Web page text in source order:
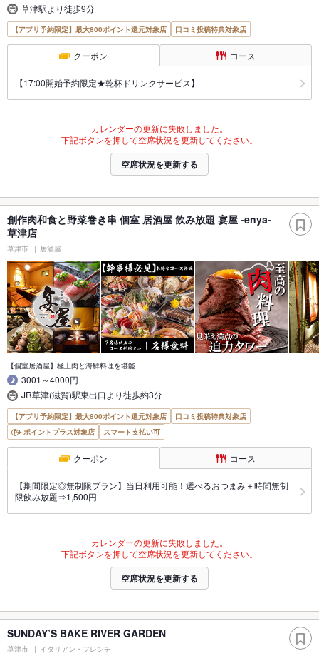
草津駅より徒歩9分
【アプリ予約限定】最大800ポイント還元対象店 口コミ投稿特典対象店
クーポン コース
【17:00開始予約限定★乾杯ドリンクサービス】
カレンダーの更新に失敗しました。
下記ボタンを押して空席状況を更新してください。
空席状況を更新する
創作肉和食と野菜巻き串 個室 居酒屋 飲み放題 宴屋 -enya-
草津店
草津市 居酒屋
【個室居酒屋】極上肉と海鮮料理を堪能
3001～4000円
JR草津(滋賀)駅東出口より徒歩約3分
【アプリ予約限定】最大800ポイント還元対象店
口コミ投稿特典対象店
ポイントプラス対象店
スマート支払い可
クーポン コース
【期間限定◎無制限プラン】当日利用可能！選べるおつまみ＋時間無制
限飲み放題⇒1,500円
カレンダーの更新に失敗しました。
下記ボタンを押して空席状況を更新してください。
空席状況を更新する
SUNDAY’S BAKE RIVER GARDEN
草津市 イタリアン・フレンチ